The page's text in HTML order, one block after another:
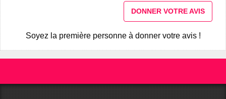
DONNER VOTRE AVIS
Soyez la première personne à donner votre avis !